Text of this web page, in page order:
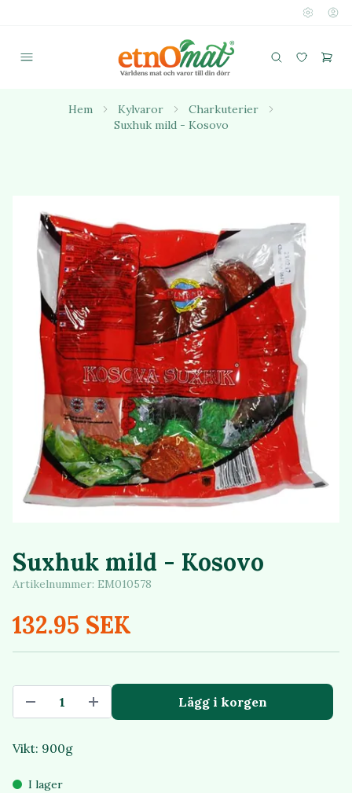
Hem Kylvaror
Charkuterier
Suxhuk mild - Kosovo
Suxhuk mild - Kosovo
Artikelnummer: EM010578
132.95 SEK
Lägg i korgen
Vikt: 900g
I lager